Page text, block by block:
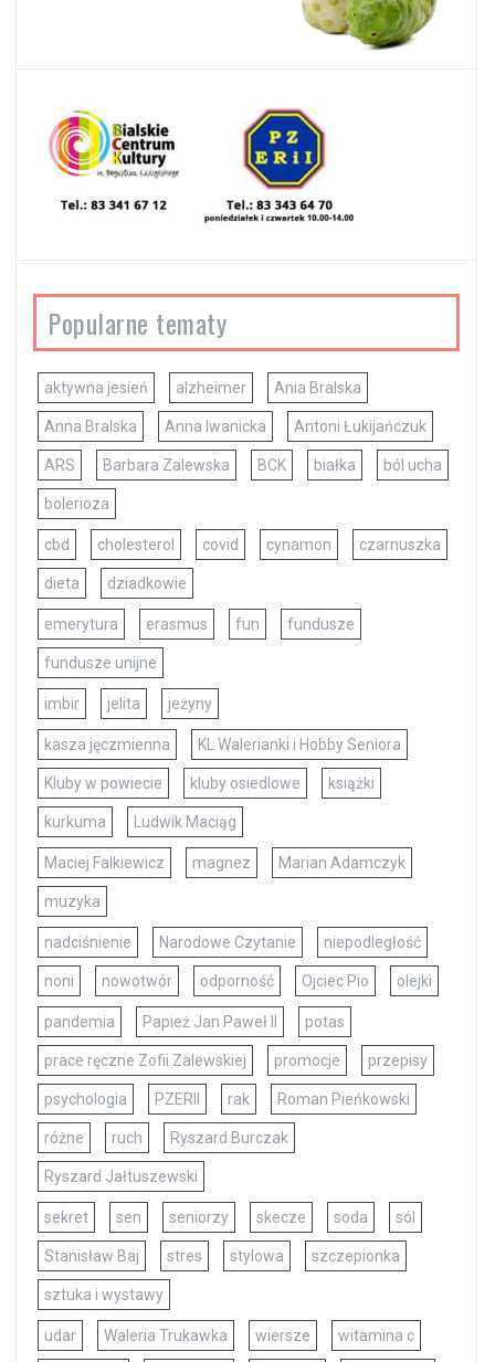
Popularne tematy
aktywna jesień alzheimer Ania Bralska
Anna Bralska Anna Iwanicka Antoni Łukijańczuk
ARS Barbara Zalewska BCK białka ból ucha
bolerioza
cbd cholesterol covid cynamon czarnuszka
dieta dziadkowie
emerytura erasmus fun fundusze
fundusze unijne
imbir jelita jeżyny
kasza jęczmienna KL Walerianki i Hobby Seniora
Kluby w powiecie kluby osiedlowe książki
kurkuma Ludwik Maciąg
Maciej Falkiewicz magnez Marian Adamczyk
muzyka
nadciśnienie Narodowe Czytanie niepodległość
noni nowotwór odporność Ojciec Pio olejki
pandemia Papież Jan Paweł II potas
prace ręczne Zofii Zalewskiej promocje przepisy
psychologia PZERII rak Roman Pieńkowski
różne ruch Ryszard Burczak
Ryszard Jałtuszewski
sekret sen seniorzy skecze soda sól
Stanisław Baj stres stylowa szczepionka
sztuka i wystawy
udar Waleria Trukawka wiersze witamina c